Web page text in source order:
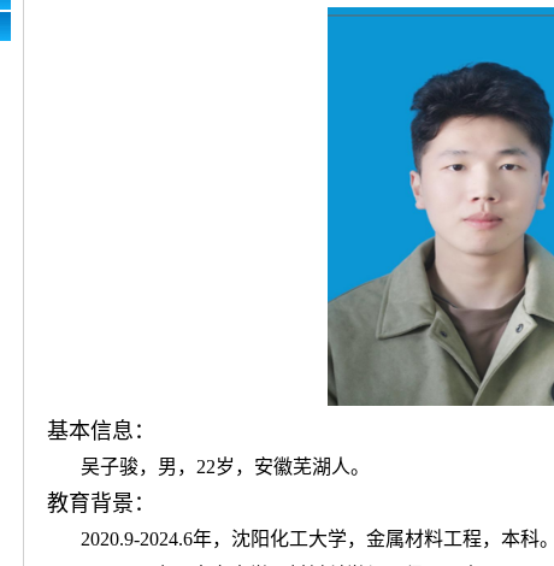
基本信息 ：
吴子骏，男，22岁，安徽芜湖人。
教育背景 ：
2020.9-2024.6年，沈阳化工大学，金属材料工程，本科。